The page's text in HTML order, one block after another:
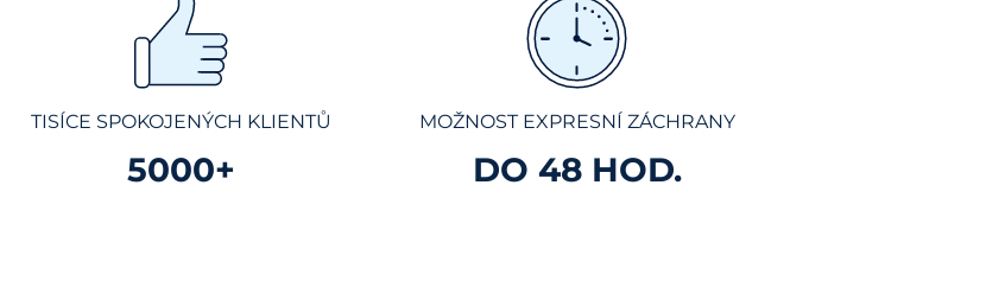
TISÍCE SPOKOJENÝCH KLIENTŮ
5000+
MOŽNOST EXPRESNÍ ZÁCHRANY
DO 48 HOD.